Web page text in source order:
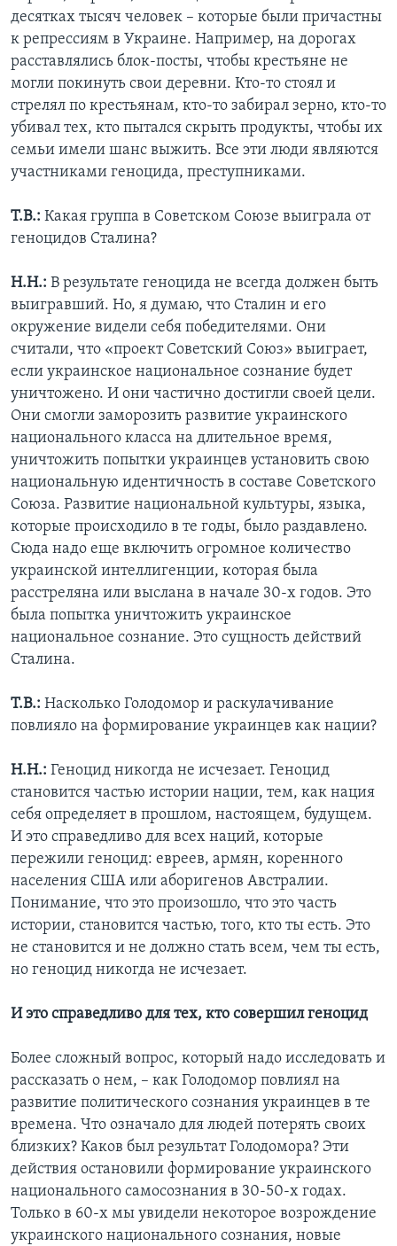
десятках тысяч человек ­– которые были причастны
к репрессиям в Украине. Например, на дорогах
расставлялись блок-посты, чтобы крестьяне не
могли покинуть свои деревни. Кто-то стоял и
стрелял по крестьянам, кто-то забирал зерно, кто-то
убивал тех, кто пытался скрыть продукты, чтобы их
семьи имели шанс выжить. Все эти люди являются
участниками геноцида, преступниками.
Т.В.: Какая группа в Советском Союзе выиграла от
геноцидов Сталина?
Н.Н.: В результате геноцида не всегда должен быть
выигравший. Но, я думаю, что Сталин и его
окружение видели себя победителями. Они
считали, что «проект Советский Союз» выиграет,
если украинское национальное сознание будет
уничтожено. И они частично достигли своей цели.
Они смогли заморозить развитие украинского
национального класса на длительное время,
уничтожить попытки украинцев установить свою
национальную идентичность в составе Советского
Союза. Развитие национальной культуры, языка,
которые происходило в те годы, было раздавлено.
Сюда надо еще включить огромное количество
украинской интеллигенции, которая была
расстреляна или выслана в начале 30-х годов. Это
была попытка уничтожить украинское
национальное сознание. Это сущность действий
Сталина.
Т.В.: Насколько Голодомор и раскулачивание
повлияло на формирование украинцев как нации?
Н.Н.: Геноцид никогда не исчезает. Геноцид
становится частью истории нации, тем, как нация
себя определяет в прошлом, настоящем, будущем.
И это справедливо для всех наций, которые
пережили геноцид: евреев, армян, коренного
населения США или аборигенов Австралии.
Понимание, что это произошло, что это часть
истории, становится частью, того, кто ты есть. Это
не становится и не должно стать всем, чем ты есть,
но геноцид никогда не исчезает.
И это справедливо для тех, кто совершил геноцид
Более сложный вопрос, который надо исследовать и
рассказать о нем, – как Голодомор повлиял на
развитие политического сознания украинцев в те
времена. Что означало для людей потерять своих
близких? Каков был результат Голодомора? Эти
действия остановили формирование украинского
национального самосознания в 30-50-х годах.
Только в 60-х мы увидели некоторое возрождение
украинского национального сознания, новые